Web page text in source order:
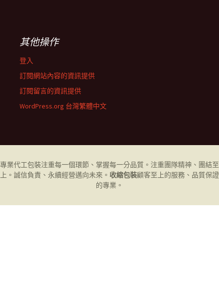
其他操作
登入
訂閱網站內容的資訊提供
訂閱留言的資訊提供
WordPress.org 台灣繁體中文
專業代工包裝注重每一個環節、掌握每一分品質。注重團隊精神、團結至
上。誠信負責、永續經營邁向未來。 收縮包裝顧客至上的服務、品質保證
的專業。